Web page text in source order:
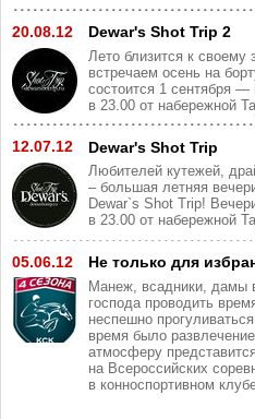
20.08.12 Dewar's Shot Trip 2
Лето близится к своему
встречаем осень на
состоится 1 сентября —
в 23.00 от набережной
12.07.12 Dewar's Shot Trip
Любителей кутежей,
– большая летняя
Dewar`s Shot Trip!
в 23.00 от набережной
05.06.12 Не только для
Манеж, всадники, дамы
господа проводить
неспешно
время было
атмосферу
на Всероссийских
в конноспортивном